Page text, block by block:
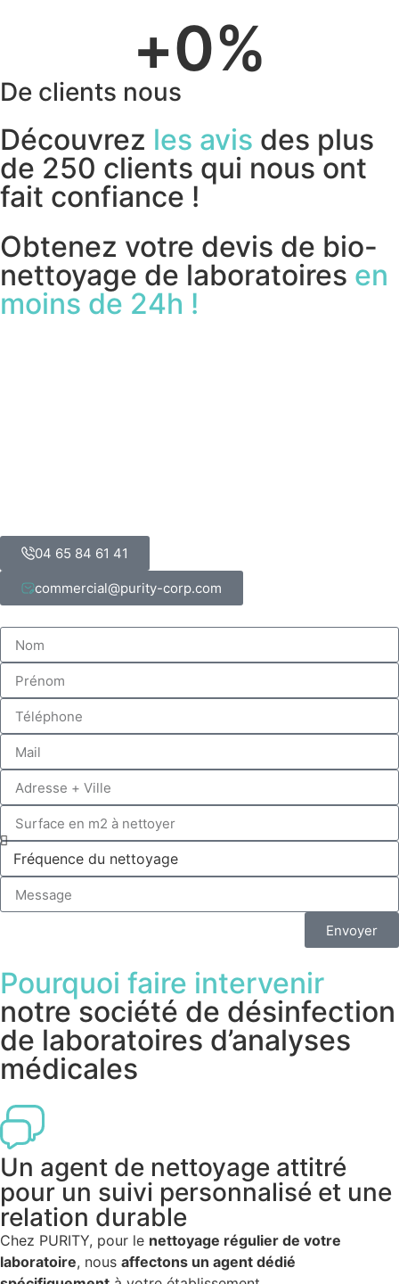
+0%
De clients nous
Découvrez les avis des plus
de 250 clients qui nous ont
fait confiance !
Obtenez votre devis de bio-
nettoyage de laboratoires en
moins de 24h !
04 65 84 61 41
commercial@purity-corp.com
Envoyer
Pourquoi faire intervenir
notre société de désinfection
de laboratoires d’analyses
médicales
Un agent de nettoyage attitré
pour un suivi personnalisé et une
relation durable
Chez PURITY, pour le nettoyage régulier de votre
laboratoire, nous affectons un agent dédié